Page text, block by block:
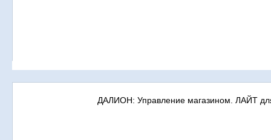
ДАЛИОН: Управление магазином. ЛАЙТ